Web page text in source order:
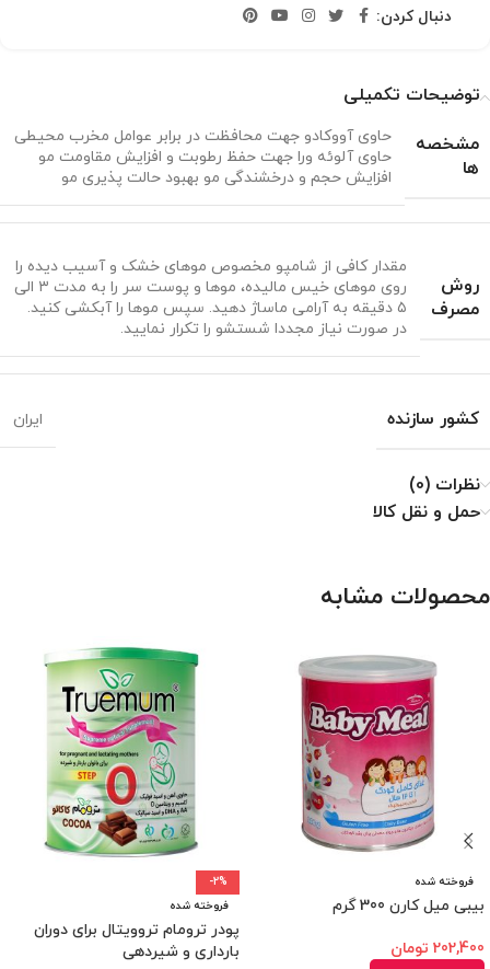
دنبال کردن:
توضیحات تکمیلی
مشخصه
ها
حاوی آووکادو جهت محافظت در برابر عوامل مخرب محیطی
حاوی آلوئه ورا جهت حفظ رطوبت و افزایش مقاومت مو
افزایش حجم و درخشندگی مو بهبود حالت پذیری مو
روش
مصرف
مقدار کافی از شامپو مخصوص موهای خشک و آسیب دیده را
روی موهای خیس مالیده، موها و پوست سر را به مدت ۳ الی
۵ دقیقه به آرامی ماساژ دهید. سپس موها را آبکشی کنید.
در صورت نیاز مجددا شستشو را تکرار نمایید.
کشور سازنده ایران
نظرات (0)
حمل و نقل کالا
محصولات مشابه
فروخته شده
بیبی میل کارن 300 گرم
202,400 تومان
-2%
فروخته شده
پودر ترومام تروویتال برای دوران
بارداری و شیردهی